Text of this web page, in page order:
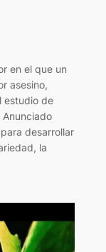
en el que un
asesino,
estudio de
desarrollar
la